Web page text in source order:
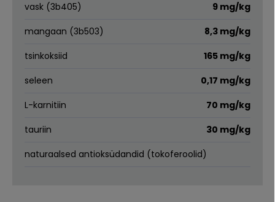
vask (3b405)
9 mg/kg
mangaan (3b503)
8,3 mg/kg
tsinkoksiid
165 mg/kg
seleen
0,17 mg/kg
L-karnitiin
70 mg/kg
tauriin
30 mg/kg
naturaalsed antioksüdandid (tokoferoolid)